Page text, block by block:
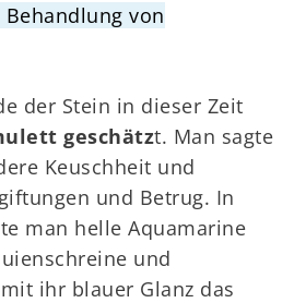
von
der Stein in dieser Zeit
geschätzt. Man sagte
Keuschheit und
und Betrug. In
man helle Aquamarine
und
ihr blauer Glanz das